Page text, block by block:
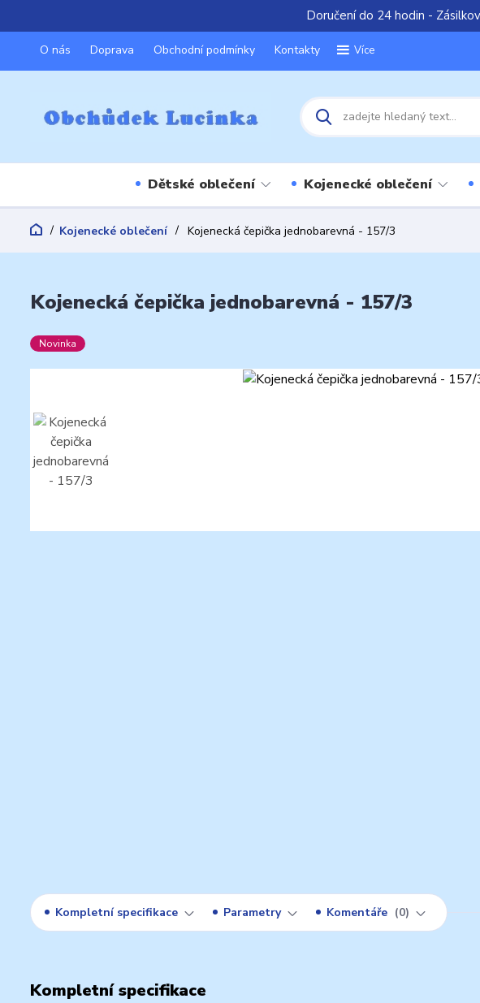
Doručení do 24 hodin -
O nás Doprava Obchodní podmínky Kontakty Více
Dětské oblečení Kojenecké oblečení
Kojenecké oblečení Kojenecká čepička jednobarevná - 157/3
Kojenecká čepička jednobarevná - 157/3
Novinka
Kompletní specifikace Parametry Komentáře 0
Kompletní specifikace